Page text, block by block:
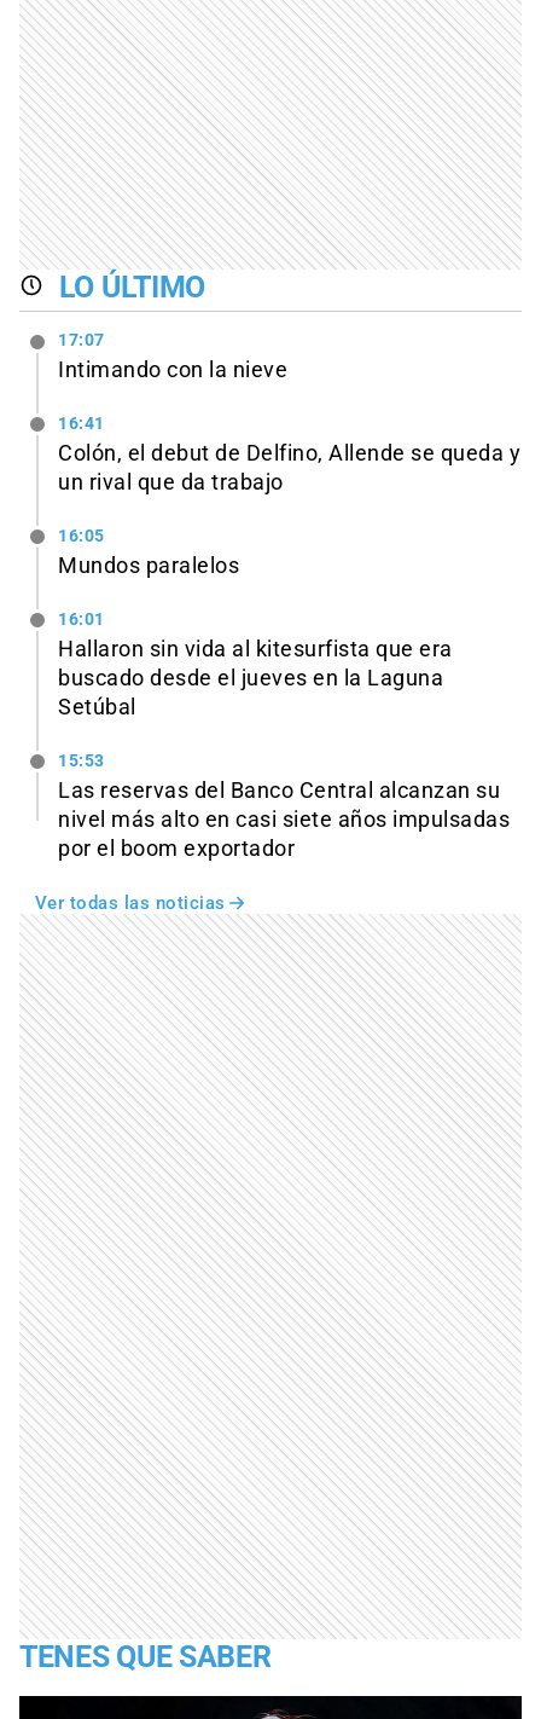
LO ÚLTIMO
17:07
Intimando con la nieve
16:41
Colón, el debut de Delfino, Allende se queda y
un rival que da trabajo
16:05
Mundos paralelos
16:01
Hallaron sin vida al kitesurfista que era
buscado desde el jueves en la Laguna
Setúbal
15:53
Las reservas del Banco Central alcanzan su
nivel más alto en casi siete años impulsadas
por el boom exportador
Ver todas las noticias
TENES QUE SABER